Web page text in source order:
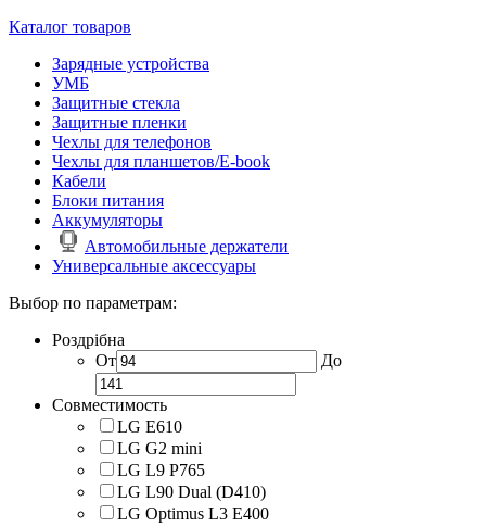
Каталог товаров
Зарядные устройства
УМБ
Защитные стекла
Защитные пленки
Чехлы для телефонов
Чехлы для планшетов/E-book
Кабели
Блоки питания
Аккумуляторы
Автомобильные держатели
Универсальные аксессуары
Выбор по параметрам:
Роздрібна
От
До
Совместимость
LG E610
LG G2 mini
LG L9 P765
LG L90 Dual (D410)
LG Optimus L3 E400